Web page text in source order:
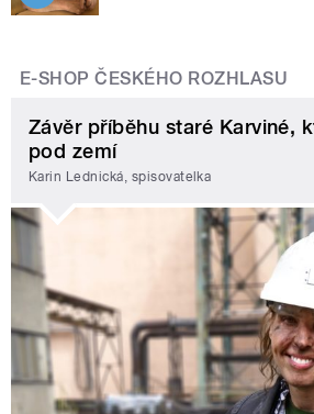
E-SHOP ČESKÉHO ROZHLASU
Závěr příběhu staré Karviné,
pod zemí
Karin Lednická, spisovatelka